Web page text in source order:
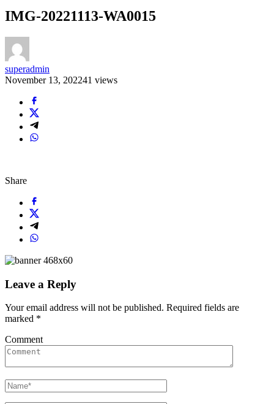
IMG-20221113-WA0015
superadmin
November 13, 202241 views
Share
Leave a Reply
Your email address will not be published. Required fields are
marked *
Comment